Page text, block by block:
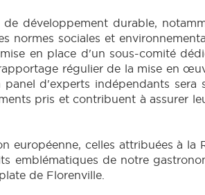
développement durable,
normes sociales et
en place d'un sous-comité
régulier de la mise en
d'experts indépendants sera
pris et contribuent à assurer
européenne, celles attribuées à la
emblématiques de notre
de Florenville.